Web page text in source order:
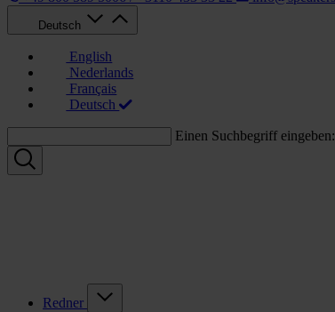
Deutsch
English
Nederlands
Français
Deutsch
Einen Suchbegriff eingeben:
Redner